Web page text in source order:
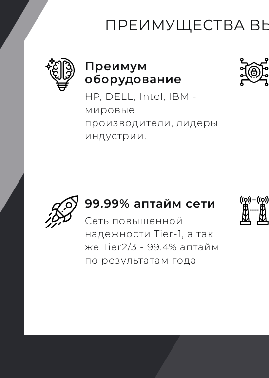
ПРЕИМУЩЕСТВА
Преимум
оборудование
HP, DELL, Intel, IBM -
мировые
производители, лидеры
индустрии.
99.99% аптайм сети
Сеть повышенной
надежности Tier-1, а так
же Tier2/3 - 99.4% аптайм
по результатам года